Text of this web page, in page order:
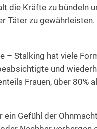
die Kräfte zu bündeln
Täter zu gewährleisten.
– Stalking hat viele
und
Frauen, über 80%
Gefühl der